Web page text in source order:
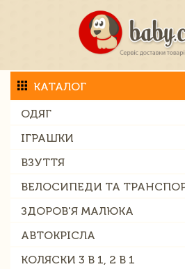
КАТАЛОГ
ОДЯГ
ІГРАШКИ
ВЗУТТЯ
ВЕЛОСИПЕДИ ТА
ЗДОРОВ'Я МАЛЮКА
АВТОКРІСЛА
КОЛЯСКИ 3 В 1, 2 В 1